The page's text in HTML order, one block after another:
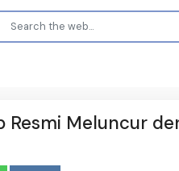
Resmi Meluncur